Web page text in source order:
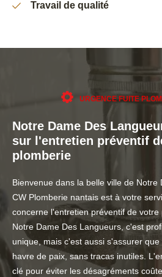
Travail de qualité
URGENCE FUITE
Notre Dame Des
sur l'entretien préventif
plomberie
Bienvenue dans la belle ville de
CW Plomberie nantais est à votre
concerne l'entretien préventif de
Notre Dame Des Langueurs, c'est
unique, mais c'est aussi s'assurer
havre de paix, sans tracas inutiles.
clé pour éviter les désagréments